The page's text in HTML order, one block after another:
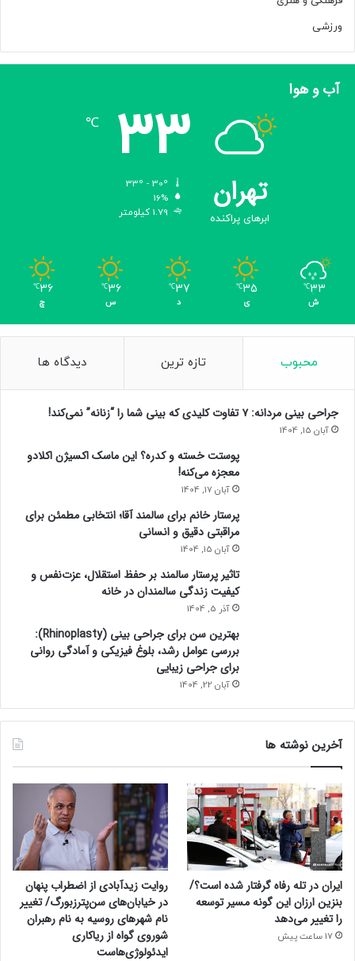
و
ا
ی‌
ک
ت
س
ورزشی
آب و هوا
تهران
ابرهای پراکنده
33
℃
16%
1.79 کیلومتر
33
℃
ش
35
℃
ی
37
℃
د
36
℃
س
36
℃
چ
محبوب تازه ترین دیدگاه ها
جراحی بینی مردانه: ۷ تفاوت کلیدی که بینی شما را “زنانه” نمی‌کند!
آبان 15, 1404
پوستت خسته و کدره؟ این ماسک اکسیژن اکلادو
معجزه می‌کنه!
آبان 17, 1404
پرستار خانم برای سالمند آقا؛ انتخابی مطمئن برای
مراقبتی دقیق و انسانی
آبان 15, 1404
تاثیر پرستار سالمند بر حفظ استقلال، عزت‌نفس و
کیفیت زندگی سالمندان در خانه
آذر 5, 1404
بهترین سن برای جراحی بینی (Rhinoplasty):
بررسی عوامل رشد، بلوغ فیزیکی و آمادگی روانی
برای جراحی زیبایی
آبان 22, 1404
آخرین نوشته ها
ایران در تله رفاه گرفتار شده است؟/
بنزین ارزان این گونه مسیر توسعه
را تغییر می‌دهد
17 ساعت پیش
روایت زیدآبادی از اضطراب پنهان
در خیابان‌های سن‌پترزبورگ/ تغییر
نام شهرهای روسیه به نام رهبران
شوروی گواه از ریاکاری
ایدئولوژی‌هاست